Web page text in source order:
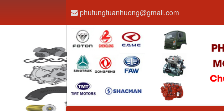
phutungtuanhuong@gmail.com
Dây ga CAMC H08 dài
2.68m